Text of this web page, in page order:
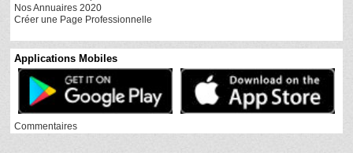
Nos Annuaires 2020
Créer une Page Professionnelle
Applications Mobiles
Commentaires